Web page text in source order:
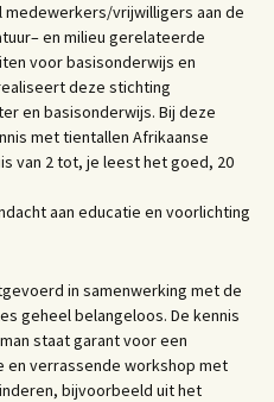
vrijwilligers aan de
en milieu gerelateerde
voor basisonderwijs en
deze stichting
en basisonderwijs. Bij deze
met tientallen Afrikaanse
van 2 tot, je leest het goed, 20
aan educatie en voorlichting
in samenwerking met de
geheel belangeloos. De kennis
staat garant voor een
en verrassende workshop met
bijvoorbeeld uit het